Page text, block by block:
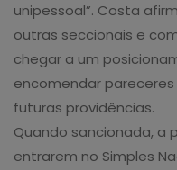
unipessoal”. Costa
outras seccionais e
chegar a um
encomendar
futuras providências.
Quando sancionada, a
entrarem no Simples